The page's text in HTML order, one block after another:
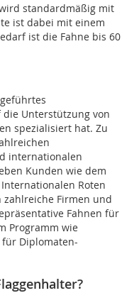
standardmäßig mit
ist dabei mit einem
ist die Fahne bis 60
Unterstützung von
spezialisiert hat. Zu
internationalen
Kunden wie dem
Roten
zahlreiche Firmen und
Fahnen für
Programm wie
für Diplomaten-